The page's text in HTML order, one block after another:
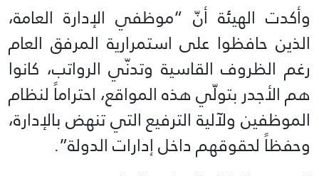
وأكدت الهيئة أنّ “موظفي الإدارة العامة،
الذين حافظوا على استمرارية المرفق العام
رغم الظروف القاسية وتدنّي الرواتب، كانوا
هم الأجدر بتولّي هذه المواقع، احتراماً لنظام
الموظفين ولآلية الترفيع التي تنهض بالإدارة،
وحفظاً لحقوقهم داخل إدارات الدولة”.